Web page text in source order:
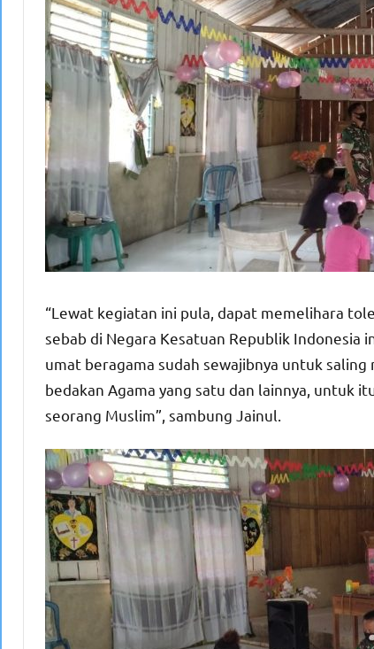
“Lewat kegiatan ini pula, dapat memelihara
sebab di Negara Kesatuan Republik Indonesia
umat beragama sudah sewajibnya untuk
bedakan Agama yang satu dan lainnya, untuk
seorang Muslim”, sambung Jainul.